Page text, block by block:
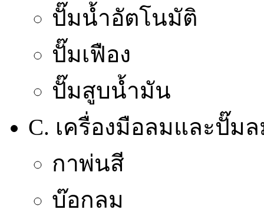
ปั๊มน้ำอัตโนมัติ
ปั๊มเฟือง
ปั๊มสูบน้ำมัน
C. เครื่องมือลมและปั๊ม
กาพ่นสี
บ๊อกลม